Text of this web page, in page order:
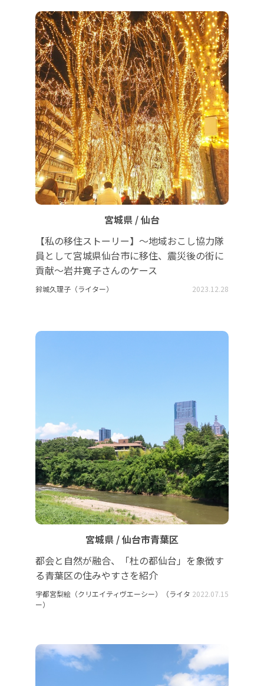
宮城県 / 仙台
【私の移住ストーリー】～地域おこし協力隊
員として宮城県仙台市に移住、震災後の街に
貢献～岩井寛子さんのケース
鈴城久理子（ライター） 2023.12.28
宮城県 / 仙台市青葉区
都会と自然が融合、「杜の都仙台」を象徴す
る青葉区の住みやすさを紹介
宇都宮梨絵（クリエイティヴエーシー）（ライタ
ー）
2022.07.15